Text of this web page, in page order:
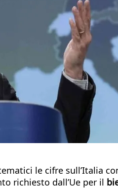
le cifre sull’Italia
richiesto dall’Ue per il